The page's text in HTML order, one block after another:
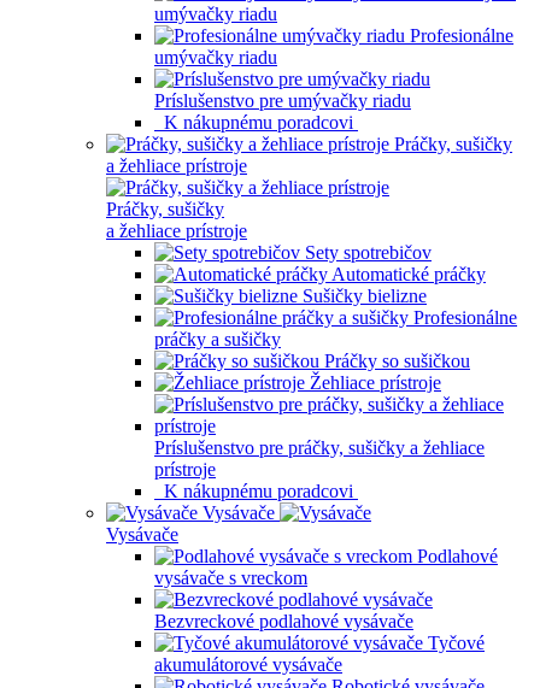
umývačky riadu
Profesionálne
umývačky riadu
Príslušenstvo pre umývačky riadu
K nákupnému poradcovi
Práčky, sušičky
a žehliace prístroje
Práčky, sušičky
a žehliace prístroje
Sety spotrebičov
Automatické práčky
Sušičky bielizne
Profesionálne
práčky a sušičky
Práčky so sušičkou
Žehliace prístroje
Príslušenstvo pre práčky, sušičky a žehliace
prístroje
K nákupnému poradcovi
Vysávače
Vysávače
Podlahové
vysávače s vreckom
Bezvreckové podlahové vysávače
Tyčové
akumulátorové vysávače